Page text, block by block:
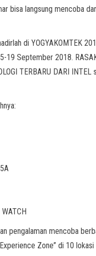
bisa langsung mencoba
di YOGYAKOMTEK
19 September 2018.
TERBARU DARI
pengalaman mencoba
Zone” di 10